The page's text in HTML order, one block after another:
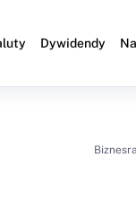
Dywidendy